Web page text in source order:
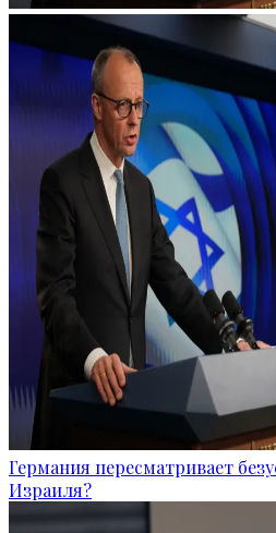
Германия пересматривает
Израиля?